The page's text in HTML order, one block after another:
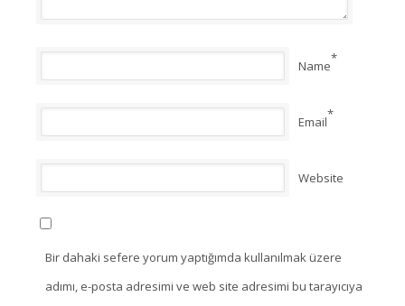
Name*
Email*
Website
Bir dahaki sefere yorum yaptığımda kullanılmak üzere
adımı, e-posta adresimi ve web site adresimi bu tarayıcıya